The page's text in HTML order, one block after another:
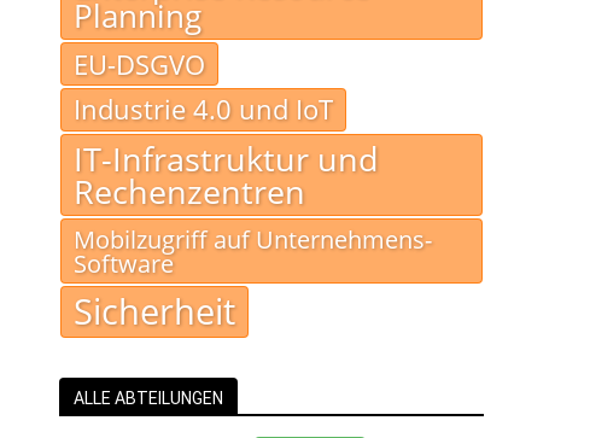
Planning
EU-DSGVO
Industrie 4.0 und IoT
IT-Infrastruktur und
Rechenzentren
Mobilzugriff auf Unternehmens-
Software
Sicherheit
ALLE ABTEILUNGEN